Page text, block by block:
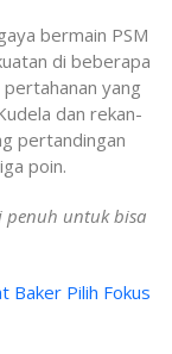
bermain PSM
di beberapa
yang
dan rekan-
pertandingan
poin.
penuh untuk bisa
Baker Pilih Fokus